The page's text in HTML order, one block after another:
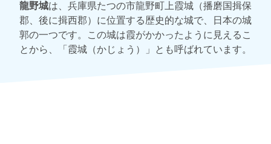
龍野城は、兵庫県たつの市龍野町上霞城（播磨国揖保
郡、後に揖西郡）に位置する歴史的な城で、日本の城
郭の一つです。この城は霞がかかったように見えるこ
とから、「霞城（かじょう）」とも呼ばれています。